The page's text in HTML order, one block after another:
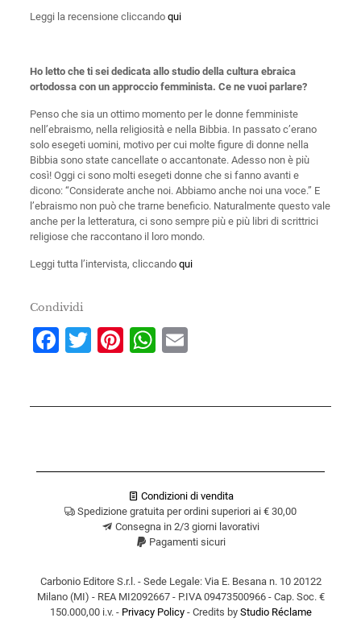
Leggi la recensione cliccando qui
Ho letto che ti sei dedicata allo studio della cultura ebraica
ortodossa con un approccio femminista. Ce ne vuoi parlare?
Penso che sia un ottimo momento per le donne femministe
nell’ebraismo, nella religiosità e nella Bibbia. In passato c’erano
solo esegeti uomini, motivo per cui molte figure di donne nella
Bibbia sono state cancellate o accantonate. Adesso non è più
così! Oggi ci sono molti esegeti donne che si fanno avanti e
dicono: “Considerate anche noi. Abbiamo anche noi una voce.” E
l’ebraismo non può che trarne beneficio. Naturalmente questo vale
anche per la letteratura, ci sono sempre più e più libri di scrittrici
religiose che raccontano il loro mondo.
Leggi tutta l’intervista, cliccando qui
Condividi
Facebook
Twitter
Pinterest
WhatsApp
Email
Condizioni di vendita
Spedizione gratuita per ordini superiori ai € 30,00
Consegna in 2/3 giorni lavorativi
Pagamenti sicuri
Carbonio Editore S.r.l. - Sede Legale: Via E. Besana n. 10 20122
Milano (MI) - REA MI2092667 - P.IVA 09473500966 - Cap. Soc. €
150.000,00 i.v. - Privacy Policy- Credits by Studio Réclame